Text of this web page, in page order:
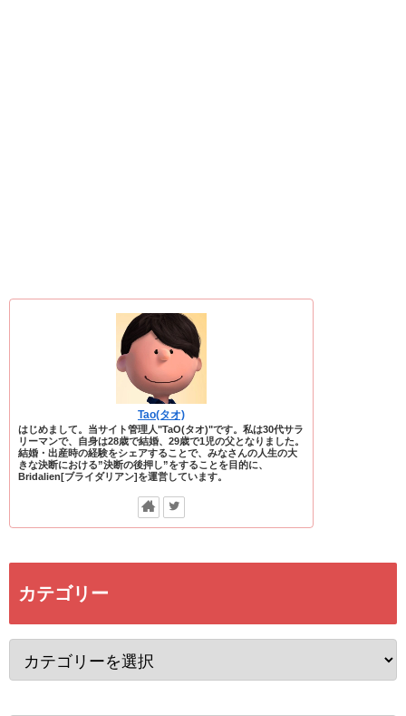
Tao(タオ)
はじめまして。当サイト管理人"TaO(タオ)"です。私は30代サラ
リーマンで、自身は28歳で結婚、29歳で1児の父となりました。
結婚・出産時の経験をシェアすることで、みなさんの人生の大
きな決断における”決断の後押し”をすることを目的に、
Bridalien[ブライダリアン]を運営しています。
カテゴリー